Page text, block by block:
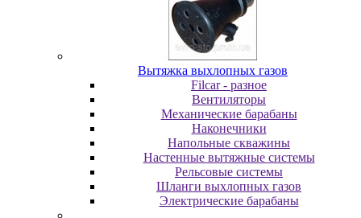
Вытяжка выхлопных газов
Filcar - разное
Вентиляторы
Механические барабаны
Наконечники
Напольные скважины
Настенные вытяжные системы
Рельсовые системы
Шланги выхлопных газов
Электрические барабаны